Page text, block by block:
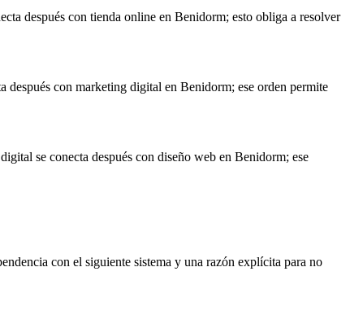
después con tienda online en Benidorm; esto obliga a resolver
después con marketing digital en Benidorm; ese orden permite
se conecta después con diseño web en Benidorm; ese
con el siguiente sistema y una razón explícita para no